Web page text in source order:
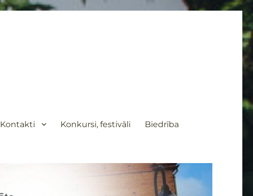
Kontakti Konkursi, festivāli Biedrība